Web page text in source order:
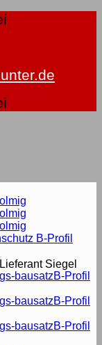
B-Profil
B-Profil
B-Profil
B-Profil